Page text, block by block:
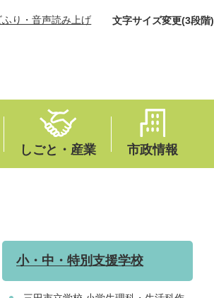
ふり・音声読み上げ 文字サイズ変更(3段階)
しごと・産業 市政情報
小・中・特別支援学校